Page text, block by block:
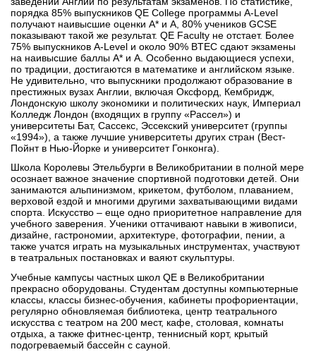
порядка 85% выпускников QE College программы A-Level
получают наивысшие оценки A* и А, 80% учеников GCSE
показывают такой же результат. QE Faculty не отстает. Более
75% выпускников A-Level и около 90% BTEC сдают экзамены
на наивысшие баллы A* и А. Особенно выдающиеся успехи,
по традиции, достигаются в математике и английском языке.
Не удивительно, что выпускники продолжают образование в
престижных вузах Англии, включая Оксфорд, Кембридж,
Лондонскую школу экономики и политических наук, Империал
Колледж Лондон (входящих в группу «Рассел») и
университеты Бат, Сассекс, Эссекский университет (группы
«1994»), а также лучшие университеты других стран (Вест-
Пойнт в Нью-Йорке и университет Гонконга).
Школа Королевы Этельбурги в Великобритании в полной мере
осознает важное значение спортивной подготовки детей. Они
занимаются альпинизмом, крикетом, футболом, плаванием,
верховой ездой и многими другими захватывающими видами
спорта. Искусство – еще одно приоритетное направление для
учебного заверения. Ученики оттачивают навыки в живописи,
дизайне, гастрономии, архитектуре, фотографии, пении, а
также учатся играть на музыкальных инструментах, участвуют
в театральных постановках и ваяют скульптуры.
Учебные кампусы частных школ QE в Великобритании
прекрасно оборудованы. Студентам доступны компьютерные
классы, классы бизнес-обучения, кабинеты профориентации,
регулярно обновляемая библиотека, центр театрального
искусства с театром на 200 мест, кафе, столовая, комнаты
отдыха, а также фитнес-центр, теннисный корт, крытый
подогреваемый бассейн с сауной.